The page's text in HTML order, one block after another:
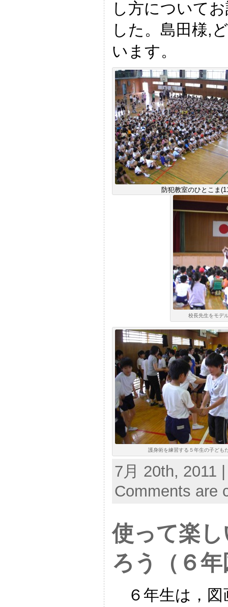
し方について
した。島田様,
います。
防犯教室のひとこま
校長先生をモデ
護身術を練習する５年生の子ども
7月 20th, 2011
Comments are
使って楽
ろう（６
６年生は，図